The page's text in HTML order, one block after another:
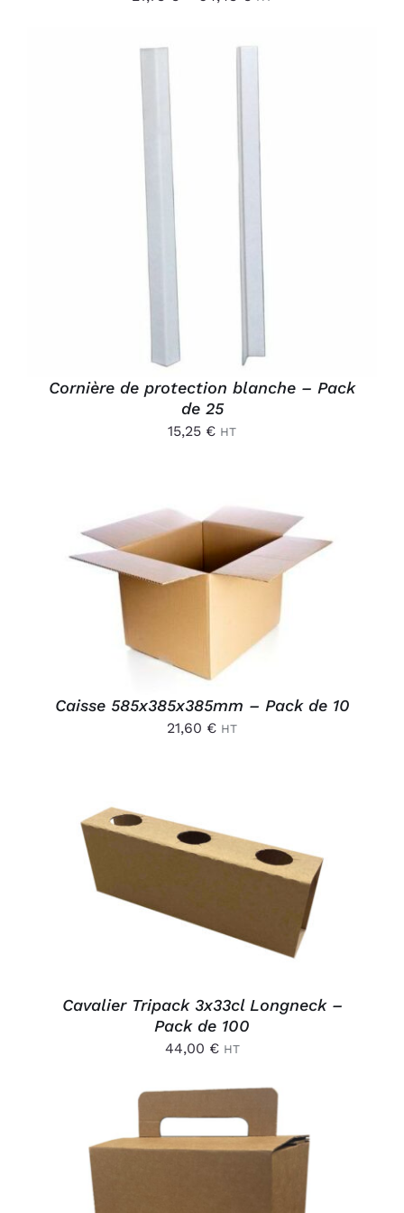
AJOUTER AU PANIER
Cornière de protection blanche – Pack
de 25
15,25 € HT
AJOUTER AU PANIER
/
Caisse 585x385x385mm – Pack de 10
21,60 € HT
AJOUTER AU PANIER
/
DÉTAILS
Cavalier Tripack 3x33cl Longneck –
Pack de 100
44,00 € HT